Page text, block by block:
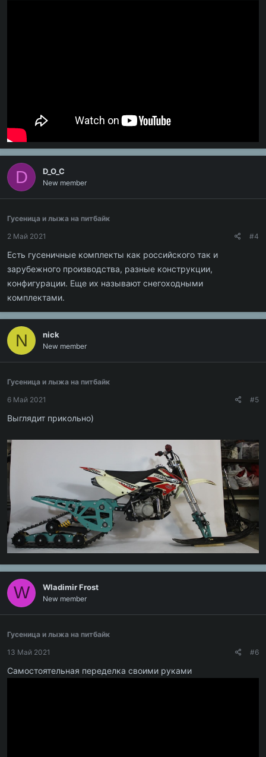
D D_O_C
New member
Гусеница и лыжа на питбайк
2 Май 2021
#4
Есть гусеничные комплекты как российского так и
зарубежного производства, разные конструкции,
конфигурации. Еще их называют снегоходными
комплектами.
N nick
New member
Гусеница и лыжа на питбайк
6 Май 2021
#5
Выглядит прикольно)
W Wladimir Frost
New member
Гусеница и лыжа на питбайк
13 Май 2021
#6
Самостоятельная переделка своими руками